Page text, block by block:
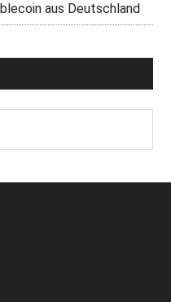
aus Deutschland